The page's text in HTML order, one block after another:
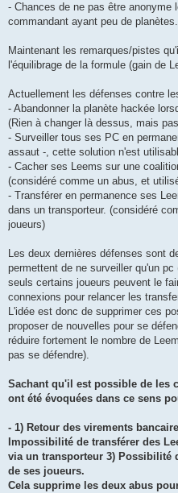
- Chances de ne pas être anonyme
commandant ayant peu de planètes.
Maintenant les remarques/pistes
l'équilibrage de la formule (gain de
Actuellement les défenses contre
- Abandonner la planète hackée
(Rien à changer là dessus, mais
- Surveiller tous ses PC en
assaut -, cette solution n'est
- Cacher ses Leems sur une
(considéré comme un abus, et
- Transférer en permanence ses
dans un transporteur. (considéré
joueurs)
Les deux dernières défenses sont
permettent de ne surveiller qu'un
seuls certains joueurs peuvent le
connexions pour relancer les
L'idée est donc de supprimer ces
proposer de nouvelles pour se
réduire fortement le nombre de
pas se défendre).
Sachant qu'il est possible de les
ont été évoquées dans ce sens
- 1) Retour des virements
Impossibilité de transférer des
via un transporteur 3) Possibilité
de ses joueurs.
Cela supprime les deux abus